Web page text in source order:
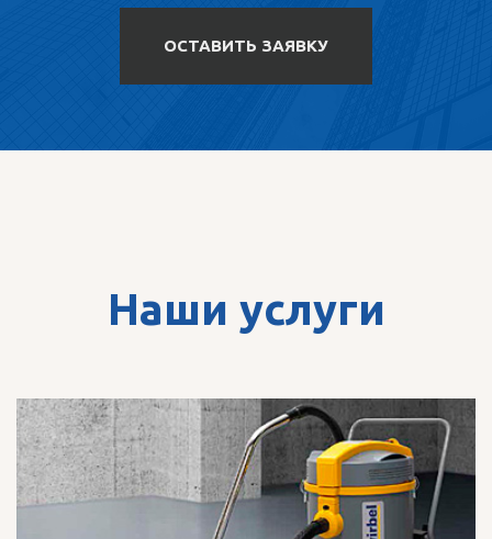
ОСТАВИТЬ ЗАЯВКУ
Наши услуги